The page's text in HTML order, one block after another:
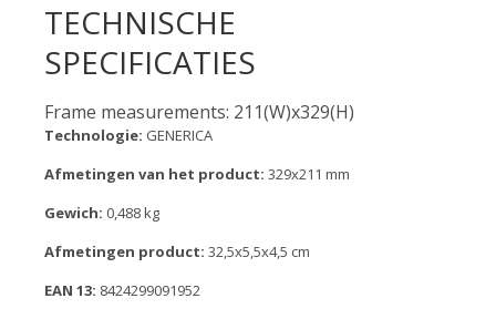
TECHNISCHE
SPECIFICATIES
Frame measurements: 211(W)x329(H)
Technologie: GENERICA
Afmetingen van het product: 329x211 mm
Gewich: 0,488 kg
Afmetingen product: 32,5x5,5x4,5 cm
EAN 13: 8424299091952